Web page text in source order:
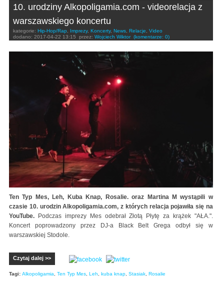
10. urodziny Alkopoligamia.com - videorelacja z
warszawskiego koncertu
kategorie: Hip-Hop/Rap Imprezy, Koncerty, News Relacje
Video
dodano: 2017-04-22 13:15 przez: Wojciech Wiktor (komentarze: 0)
Ten Typ Mes, Leh, Kuba Knap, Rosalie. oraz Martina M wystąpili w
czasie 10. urodzin Alkopoligamia.com, z których relacja pojawiła się na
YouTube. Podczas imprezy Mes odebrał Złotą Płytę za krążek "AŁA.".
Koncert poprowadzony przez DJ-a Black Belt Grega odbył się w
warszawskiej Stodole.
Czytaj dalej >>
Tagi: Alkopoligamia, Ten Typ Mes, Leh, kuba knap, Stasiak, Rosalie